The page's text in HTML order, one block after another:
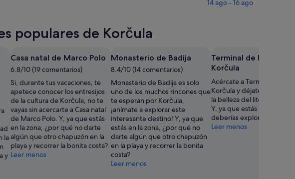
14 ago - 16 ago
populares de Korčula
la
y
Casa natal de Marco Polo
6.8/10 (19 comentarios)
Si, durante tus vacaciones, te
apetece conocer los entresijos
de la cultura de Korčula, no te
vayas sin acercarte a Casa natal
de Marco Polo. Y, ya que estás
en la zona, ¿por qué no darte
algún que otro chapuzón en la
playa y recorrer la bonita costa?
Leer menos
Monasterio de Badija
8.4/10 (14 comentarios)
Monasterio de Badija es solo
uno de los muchos rincones que
te esperan por Korčula,
¡anímate a explorar este
interesante destino! Y, ya que
estás en la zona, ¿por qué no
darte algún que otro chapuzón
en la playa y recorrer la bonita
costa?
Leer menos
Terminal de Ferry de
Korčula
Acércate a Terminal de
Korčula y déjate
la belleza del litoral de
Y, ya que estás aquí,
deberías explorar el
Leer menos